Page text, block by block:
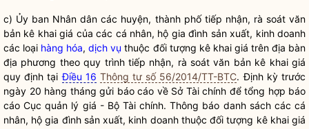
c) Ủy ban Nhân dân các huyện, thành phố tiếp nhận, rà soát văn
bản kê khai giá của các cá nhân, hộ gia đình sản xuất, kinh doanh
các loại hàng hóa,dịch vụ thuộc đối tượng kê khai giá trên địa bàn
địa phương theo quy trình tiếp nhận, rà soát văn bản kê khai giá
quy định tạiĐiều 16 Thông tư số 56/2014/TT-BTC. Định kỳ trước
ngày 20 hàng tháng gửi báo cáo về Sở Tài chính để tổng hợp báo
cáo Cục quản lý giá - Bộ Tài chính. Thông báo danh sách các cá
nhân, hộ gia đình sản xuất, kinh doanh thuộc đối tượng kê khai giá